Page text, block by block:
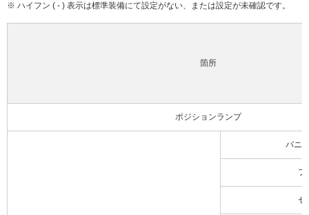
※ ハイフン ( - ) 表示は標準装備にて設定がない、または設定が未確認です。
箇所
ポジションランプ
バニ
フ
セ